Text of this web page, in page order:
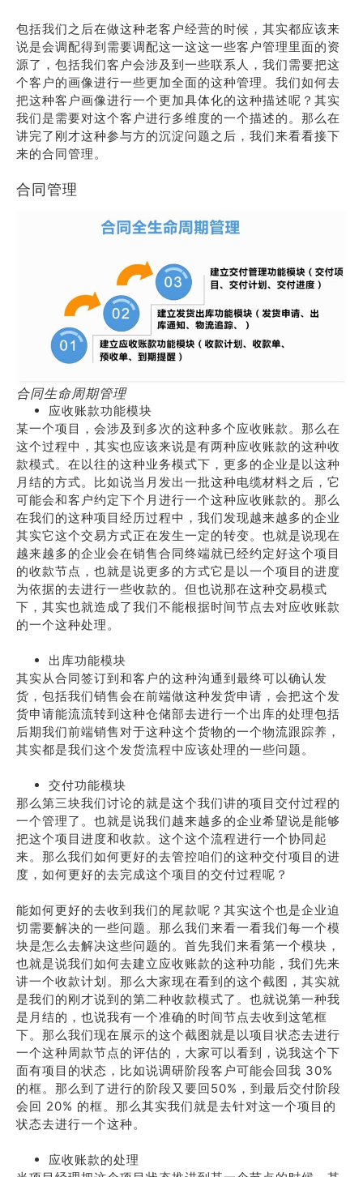
包括我们之后在做这种老客户经营的时候，其实都应该来
说是会调配得到需要调配这一这这一些客户管理里面的资
源了，包括我们客户会涉及到一些联系人，我们需要把这
个客户的画像进行一些更加全面的这种管理。我们如何去
把这种客户画像进行一个更加具体化的这种描述呢？其实
我们是需要对这个客户进行多维度的一个描述的。那么在
讲完了刚才这种参与方的沉淀问题之后，我们来看看接下
来的合同管理。
合同管理
合同生命周期管理
应收账款功能模块
某一个项目，会涉及到多次的这种多个应收账款。那么在
这个过程中，其实也应该来说是有两种应收账款的这种收
款模式。在以往的这种业务模式下，更多的企业是以这种
月结的方式。比如说当月发出一批这种电缆材料之后，它
可能会和客户约定下个月进行一个这种应收账款的。那么
在我们的这种项目经历过程中，我们发现越来越多的企业
其实它这个交易方式正在发生一定的转变。也就是说现在
越来越多的企业会在销售合同终端就已经约定好这个项目
的收款节点，也就是说更多的方式它是以一个项目的进度
为依据的去进行一些收款的。但也说那在这种交易模式
下，其实也就造成了我们不能根据时间节点去对应收账款
的一个这种处理。
出库功能模块
其实从合同签订到和客户的这种沟通到最终可以确认发
货，包括我们销售会在前端做这种发货申请，会把这个发
货申请能流流转到这种仓储部去进行一个出库的处理包括
后期我们前端销售对于这种这个货物的一个物流跟踪养，
其实都是我们这个发货流程中应该处理的一些问题。
交付功能模块
那么第三块我们讨论的就是这个我们讲的项目交付过程的
一个管理了。也就是说我们越来越多的企业希望说是能够
把这个项目进度和收款。这个这个流程进行一个协同起
来。那么我们如何更好的去管控咱们的这种交付项目的进
度，如何更好的去完成这个项目的交付过程呢？
能如何更好的去收到我们的尾款呢？其实这个也是企业迫
切需要解决的一些问题。那么我们来看一看我们每一个模
块是怎么去解决这些问题的。首先我们来看第一个模块，
也就是说我们如何去建立应收账款的这种功能，我们先来
讲一个收款计划。那么大家现在看到的这个截图，其实就
是我们的刚才说到的第二种收款模式了。也就说第一种我
是月结的，也说我有一个准确的时间节点去收到这笔框
下。那么我们现在展示的这个截图就是以项目状态去进行
一个这种周款节点的评估的，大家可以看到，说我这个下
面有项目的状态，比如说调研阶段客户可能会回我 30%
的框。那么到了进行的阶段又要回50%，到最后交付阶段
会回 20% 的框。那么其实我们就是去针对这一个项目的
状态去进行一个这种。
应收账款的处理